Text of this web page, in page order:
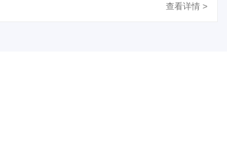
查看详情 >